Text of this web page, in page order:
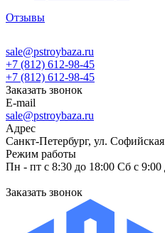
Отзывы
sale@pstroybaza.ru
+7 (812) 612-98-45
+7 (812) 612-98-45
Заказать звонок
E-mail
sale@pstroybaza.ru
Адрес
Санкт-Петербург, ул.
Режим работы
Пн - пт с 8:30 до 18:00 Сб с 9:00
Заказать звонок